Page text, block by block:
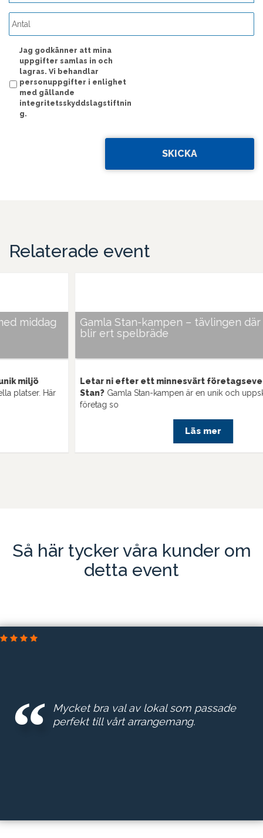
streck
DD
Jag godkänner att mina
uppgifter samlas in och
lagras. Vi behandlar
personuppgifter i enlighet
med gällande
integritetsskyddslagstiftnin
g.
Relaterade event
Gamla Stan-kampen – tävlingen där hela stan
blir ert spelbräde
Letar ni efter ett minnesvärt företagsevent i Gamla
Stan?Gamla Stan-kampen är en unik och uppskattad aktivitet för
Så här tycker våra kunder om
detta event
Mycket bra val av lokal som passade
perfekt till vårt arrangemang.